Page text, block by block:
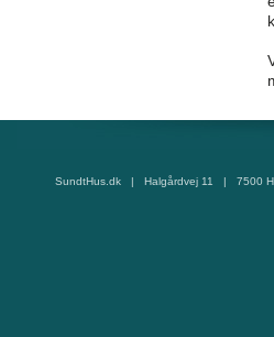
SundtHus.dk | Halgårdvej 11 | 7500